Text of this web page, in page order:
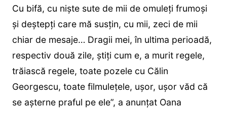
Cu bifă, cu niște sute de mii de omuleți frumoși
și deștepți care mă susțin, cu mii, zeci de mii
chiar de mesaje… Dragii mei, în ultima perioadă,
respectiv două zile, știți cum e, a murit regele,
trăiască regele, toate pozele cu Călin
Georgescu, toate filmulețele, ușor, ușor văd că
se așterne praful pe ele”, a anunțat Oana